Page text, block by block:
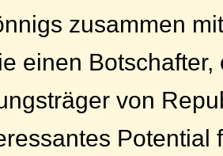
zusammen
einen
von
Potential